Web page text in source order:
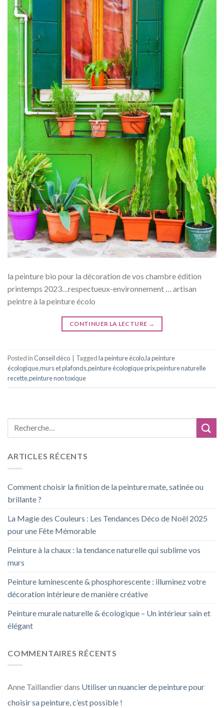
la peinture bio pour la décoration de vos chambre édition
printemps 2023…respectueux-environnement … artisan
peintre à la peinture écolo
CONTINUER LA LECTURE →
Posted inConseil déco Taggedla peinture écolo,la peinture
écologique,murs et plafonds,peinture écologique prix,peinture naturelle
recette,peinture non toxique
ARTICLES RÉCENTS
Comment choisir la finition de la peinture mate, satinée ou
brillante ?
La Magie des Couleurs : Les Tendances Déco de Noël 2025
pour une Fête Mémorable
Peinture à la chaux : la tendance naturelle qui sublime vos
murs
Peinture luminescente & phosphorescente : illuminez votre
décoration intérieure de manière créative
Peinture murale naturelle & écologique – Un intérieur sain et
élégant
COMMENTAIRES RÉCENTS
Anne Taillandierdans Utiliser un nuancier de peinture pour
choisir sa peinture, c’est possible !